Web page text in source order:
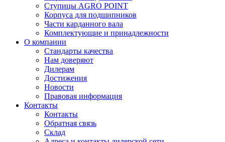
Ступицы AGRO POINT
Корпуса для подшипников
Части карданного вала
Комплектующие и принадлежности
О компании
Стандарты качества
Нам доверяют
Дилерам
Достижения
Новости
Правовая информация
Контакты
Контакты
Обратная связь
Склад